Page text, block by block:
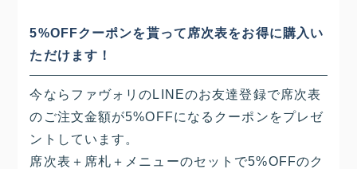
5%OFFクーポンを貰って席次表をお得に購入い
ただけます！
今ならファヴォリのLINEのお友達登録で席次表
のご注文金額が5%OFFになるクーポンをプレゼ
ントしています。
席次表＋席札＋メニューのセットで5%OFFのク